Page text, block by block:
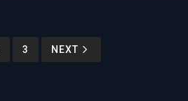
3 NEXT